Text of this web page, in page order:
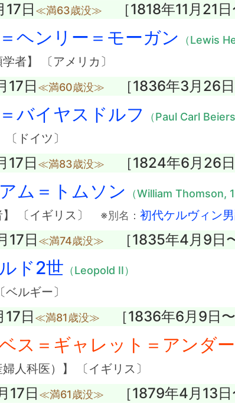
17日 ≪満63歳没≫ ［1818年11月21日
ヘンリー＝モーガン （Lewis
学者】 〔アメリカ〕
17日 ≪満60歳没≫ ［1836年3月26日
バイヤスドルフ （Paul Carl
〔ドイツ〕
17日 ≪満83歳没≫ ［1824年6月26日
ム＝トムソン （William Thomson,
】 〔イギリス〕 ※別名： 初代ケルヴィン
17日 ≪満74歳没≫ ［1835年4月9日〜
ド2世 （Leopold II）
ベルギー〕
17日 ≪満81歳没≫ ［1836年6月9日〜
ス＝ギャレット＝アンダ
婦人科医）】 〔イギリス〕
17日 ≪満61歳没≫ ［1879年4月13日